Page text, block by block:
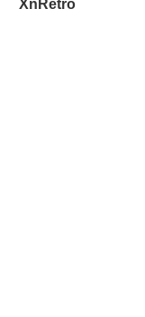
XnRetro